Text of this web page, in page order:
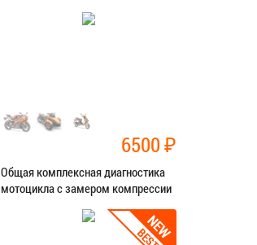
Диагностика
6500₽
Общая комплексная диагностика
мотоцикла с замером компрессии
Диагностика